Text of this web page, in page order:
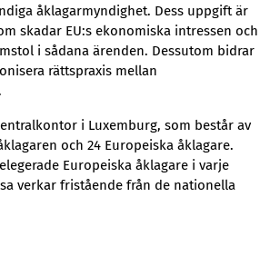
åklagarmyndighet. Dess uppgift är
skadar EU:s ekonomiska intressen och
i sådana ärenden. Dessutom bidrar
rättspraxis mellan
i Luxemburg, som består av
och 24 Europeiska åklagare.
Europeiska åklagare i varje
verkar fristående från de nationella